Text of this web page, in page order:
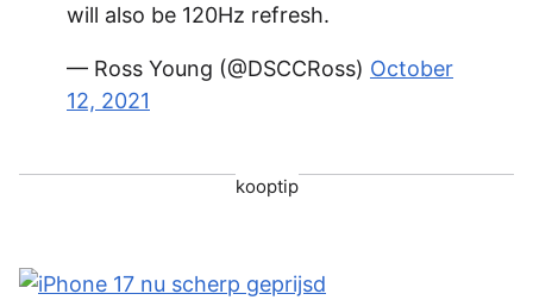
will also be 120Hz refresh.
— Ross Young (@DSCCRoss) October
12, 2021
kooptip